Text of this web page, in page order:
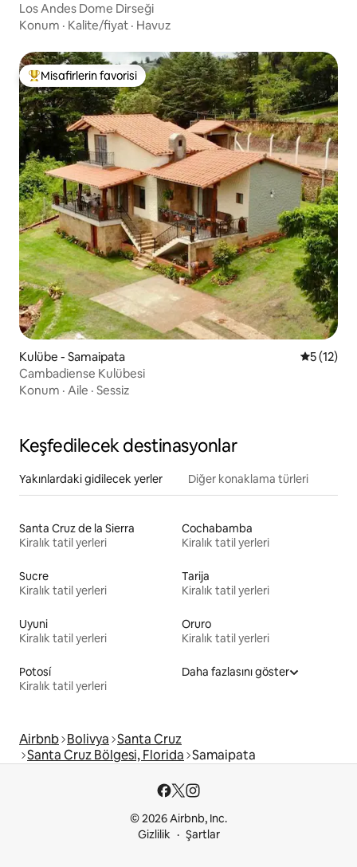
Los Andes Dome Dirseği
Konum · Kalite/fiyat · Havuz
Misafirlerin favorilerinden en beğenilenler arasında
Misafirlerin favorisi
Kulübe - Samaipata 55 (12)
Cambadiense Kulübesi
Konum · Aile · Sessiz
Keşfedilecek destinasyonlar
Yakınlardaki gidilecek yerler Diğer konaklama türleri
Santa Cruz de la Sierra
Kiralık tatil yerleri
Cochabamba
Kiralık tatil yerleri
Sucre
Kiralık tatil yerleri
Tarija
Kiralık tatil yerleri
Uyuni
Kiralık tatil yerleri
Oruro
Kiralık tatil yerleri
Potosí
Kiralık tatil yerleri
Daha fazlasını göster
Airbnb Bolivya Santa Cruz
Santa Cruz Bölgesi, Florida Samaipata
© 2026 Airbnb, Inc.
Gizlilik
Şartlar